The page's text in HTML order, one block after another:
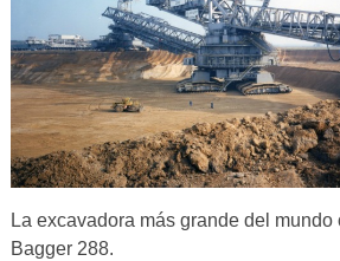
La excavadora más grande del
Bagger 288.